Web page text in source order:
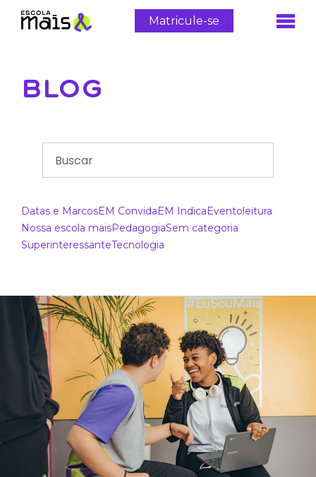
Matricule-se
BLOG
Datas e MarcosEM ConvidaEM IndicaEventoleitura
Nossa escola maisPedagogiaSem categoria
SuperinteressanteTecnologia